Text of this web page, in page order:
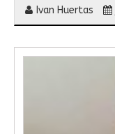
Ivan Huertas